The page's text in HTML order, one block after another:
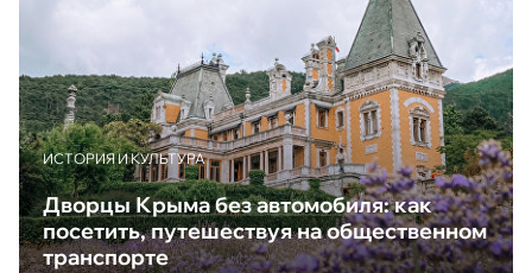
ИСТОРИЯ И КУЛЬТУРА
Дворцы Крыма без автомобиля: как
посетить, путешествуя на общественном
транспорте